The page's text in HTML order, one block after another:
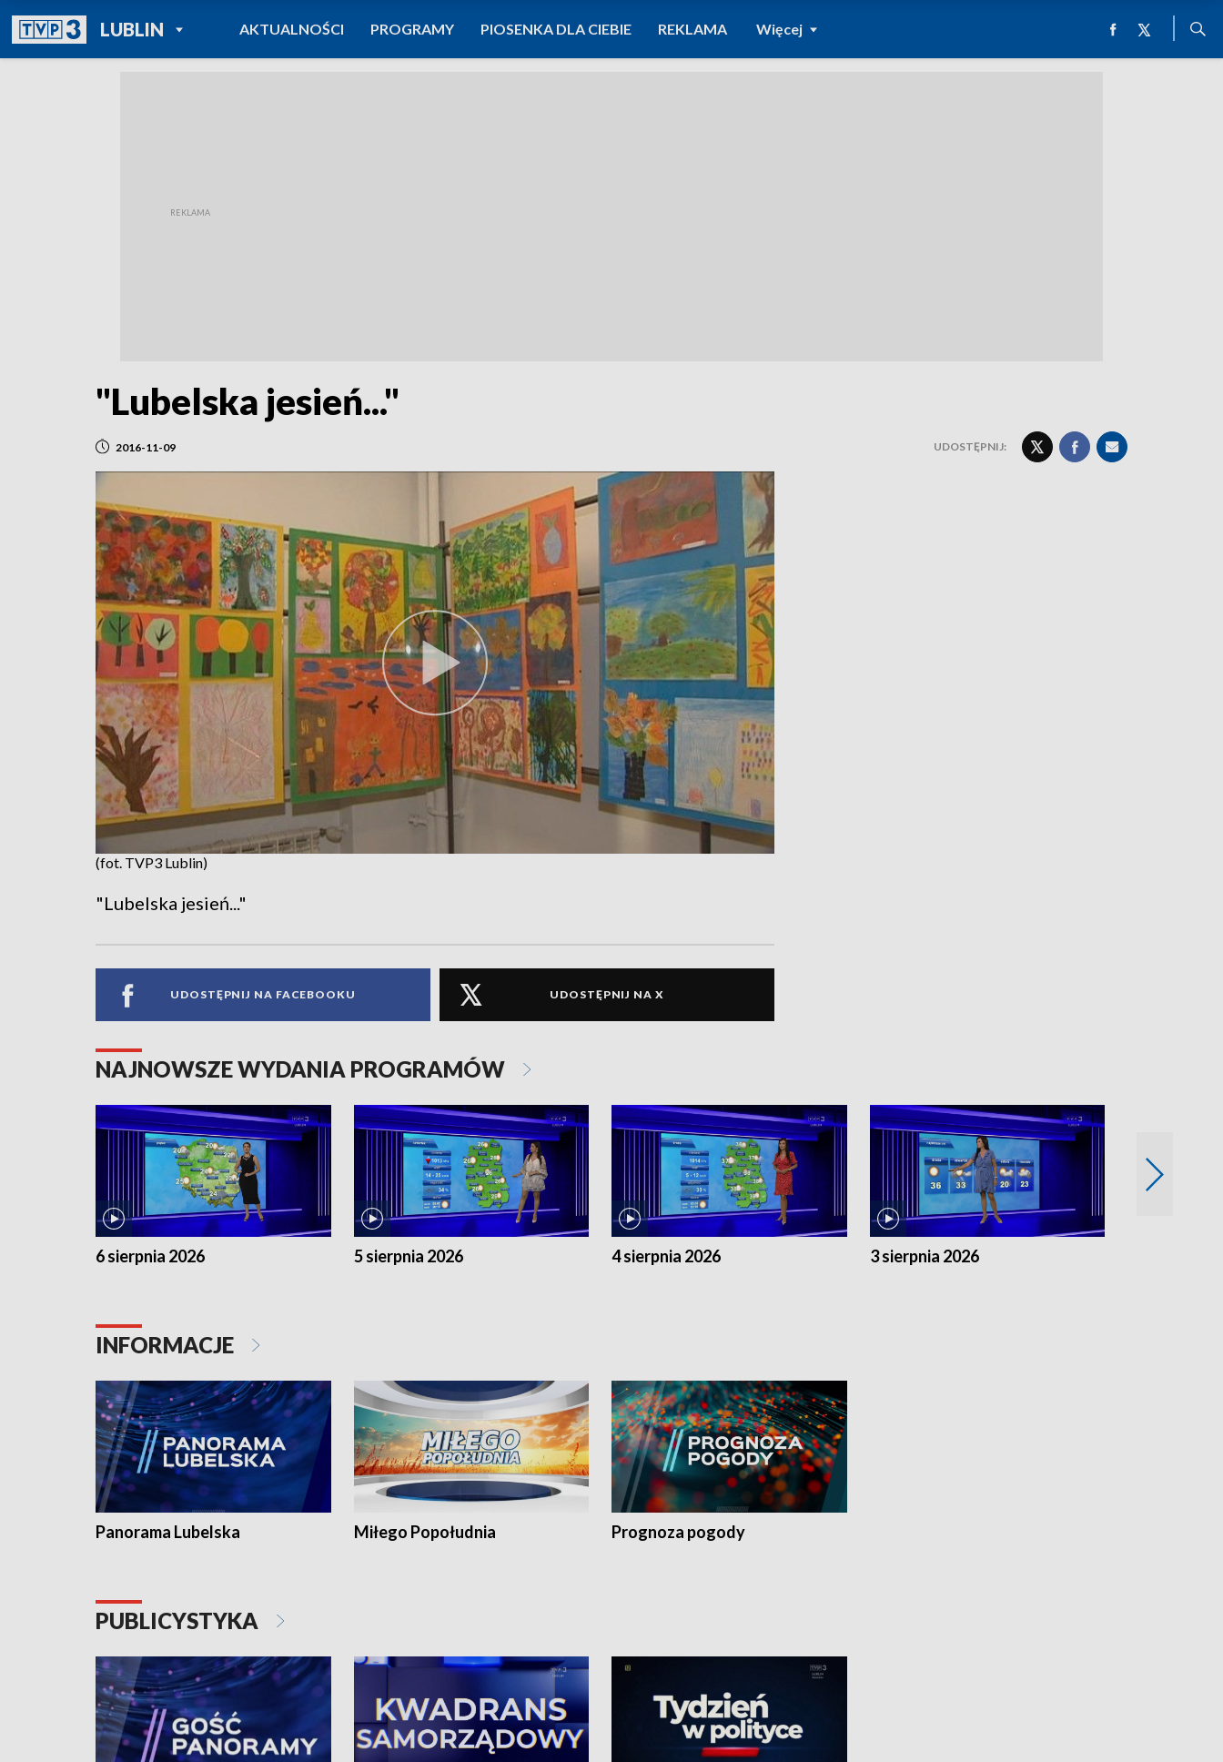
LUBLINPOWRÓT DO
TVP REGIONY
AKTUALNOŚCI PROGRAMY PIOSENKA DLA CIEBIE REKLAMA Więcej
"Lubelska jesień..."
2016-11-09 UDOSTĘPNIJ:
(fot. TVP3 Lublin)
"Lubelska jesień..."
UDOSTĘPNIJ NA FACEBOOKU UDOSTĘPNIJ NA X
NAJNOWSZE WYDANIA PROGRAMÓW
6 sierpnia 2026 5 sierpnia 2026 4 sierpnia 2026 3 sierpnia 2026
INFORMACJE
Panorama Lubelska Miłego Popołudnia Prognoza pogody
PUBLICYSTYKA